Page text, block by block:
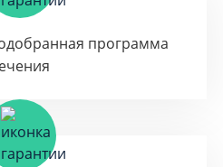
программа